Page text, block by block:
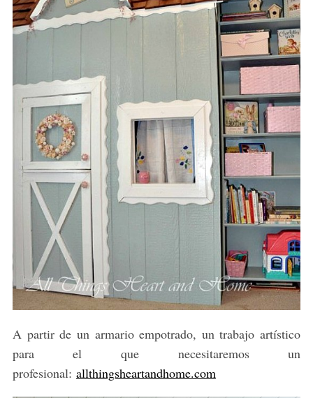
A partir de un armario empotrado, un trabajo artístico
para el que necesitaremos un
profesional: allthingsheartandhome.com